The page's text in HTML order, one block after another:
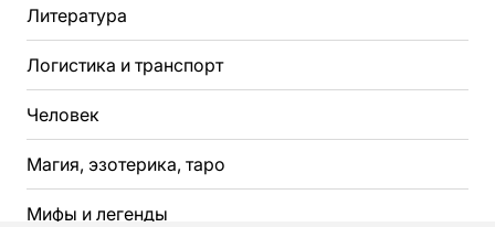
Литература
Логистика и транспорт
Человек
Магия, эзотерика, таро
Мифы и легенды